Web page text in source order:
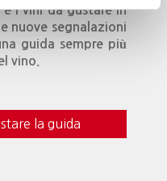
i vini da gustare in
nuove segnalazioni
guida sempre più
vino.
la guida